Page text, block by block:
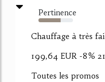
Pertinence
64%
Chauffage à très
199,64 EUR -8%
Toutes les promos